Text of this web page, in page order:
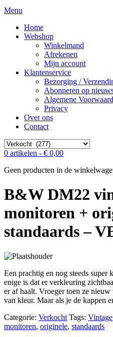
Menu
Home
Webshop
Winkelmand
Afrekenen
Mijn account
Klantenservice
Bezorging /
Abonneren op
Algemene
Privacy
Over ons
Contact
0 artikelen - € 0,00
Geen producten in de
B&W DM22
monitoren +
standaards –
Een prachtig en nog steeds
enige is dat er verkleuring
er af haalt. Vroeger toen ze
van kleur. Maar als je de kappen
Categorie: Verkocht Tags: Vintage
monitoren, originele, standaards